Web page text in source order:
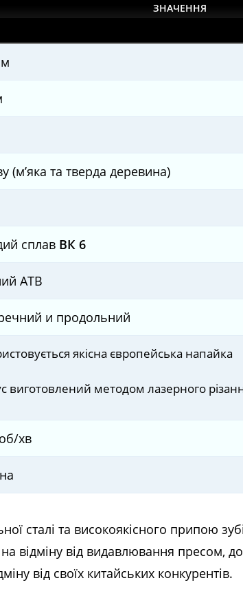
ЗНАЧЕННЯ
(м’яка та тверда деревина)
сплав ВК 6
ATB
и продольний
якісна європейська напайка
виготовлений методом лазерного
хв
сталі та високоякісного припою
відміну від видавлювання пресом,
від своїх китайських конкурентів.